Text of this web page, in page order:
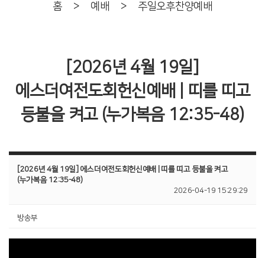
홈 > 예배 > 주일오후찬양예배
[2026년 4월 19일]
에스더여전도회헌신예배 | 띠를 띠고
등불을 켜고 (누가복음 12:35-48)
[2026년 4월 19일] 에스더여전도회헌신예배 | 띠를 띠고 등불을 켜고
(누가복음 12:35-48)
2026-04-19 15:29:29
방송부